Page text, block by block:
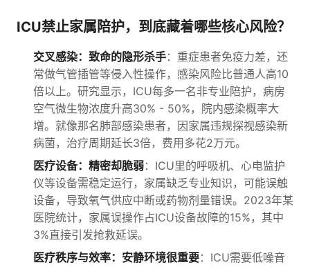
ICU禁止家属陪护，到底藏着哪些核心风险？
交叉感染：致命的隐形杀手：重症患者免疫力差，还
常做气管插管等侵入性操作，感染风险比普通人高10
倍以上。研究显示，ICU每多一名非专业陪护，病房
空气微生物浓度升高30% - 50%，院内感染概率大
增。就像那名肺部感染患者，因家属违规探视感染新
病菌，治疗周期延长3倍，费用多花2万元。
医疗设备：精密却脆弱：ICU里的呼吸机、心电监护
仪等设备需稳定运行，家属缺乏专业知识，可能误触
设备，导致氧气供应中断或药物剂量错误。2023年某
医院统计，家属误操作占ICU设备故障的15%，其中
3%直接引发抢救延误。
医疗秩序与效率：安静环境很重要：ICU需要低噪音